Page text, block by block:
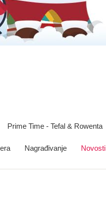
Prime Time - Tefal & Rowenta
Nagrađivanje Novosti